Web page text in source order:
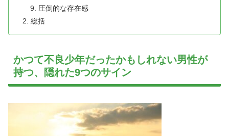
圧倒的な存在感
総括
かつて不良少年だったかもしれない男性が
持つ、隠れた9つのサイン